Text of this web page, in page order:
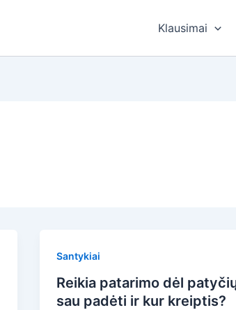
Klausimai
Santykiai
Reikia patarimo dėl
sau padėti ir kur kreiptis?